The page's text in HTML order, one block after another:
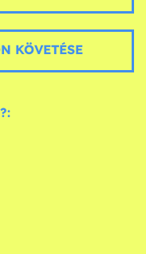
KÖVETÉSE